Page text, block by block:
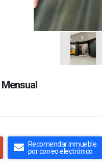
Mensual
Recomendar inmueble
por correo electrónico